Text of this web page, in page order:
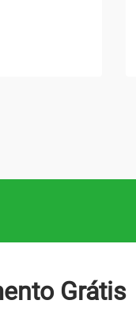
Grátis